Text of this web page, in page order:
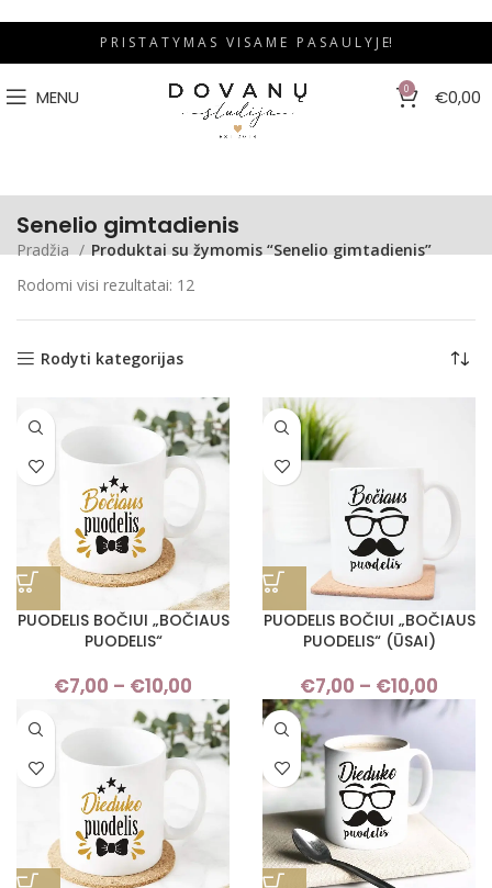
P R I S T A T Y M A S V I S A M E P A S A U L Y J E!
MENU 0 €0,00
Senelio gimtadienis
Pradžia
Produktai su žymomis “Senelio gimtadienis”
Rodomi visi rezultatai: 12
Rodyti kategorijas
PUODELIS BOČIUI „BOČIAUS
PUODELIS“
€7,00 – €10,00
range:
€7,00
through
PUODELIS BOČIUI „BOČIAUS
PUODELIS“ (ŪSAI)
€7,00 – €10,00